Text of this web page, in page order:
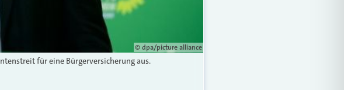
© dpa/picture alliance
für eine Bürgerversicherung aus.